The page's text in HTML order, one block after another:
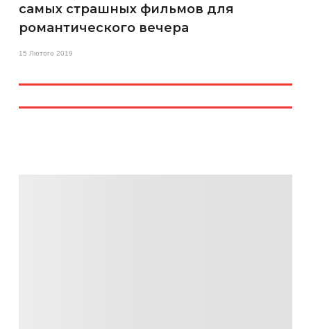
самых страшных фильмов для
романтического вечера
15 Лютого 2019